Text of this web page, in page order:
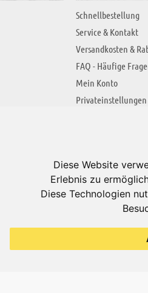
Diese Website
Erlebnis zu
Diese Technologien
Schnellbestellung
Service & Kontakt
Versandkosten &
FAQ - Häufige
Mein Konto
Jobs
Impressum